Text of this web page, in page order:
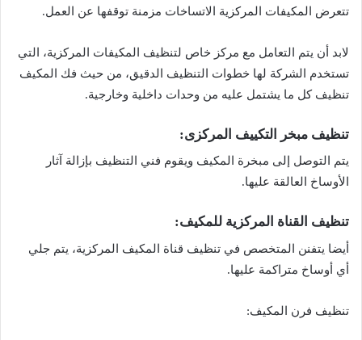
تتعرض المكيفات المركزية الاتساخات مزمنة توقفها عن العمل.
لابد أن يتم التعامل مع مركز خاص لتنظيف المكيفات المركزية، التي
تستخدم الشركة لها خطوات التنظيف الدقيق، من حيث فك المكيف
تنظيف كل ما يشتمل عليه من وحدات داخلية وخارجية.
تنظيف مبخر التكييف المركزى:
يتم التوصل إلى مبخرة المكيف ويقوم فني التنظيف بإزالة آثار
الأوساخ العالقة عليها.
تنظيف القناة المركزية للمكيف:
أيضا يتفنن المتخصص في تنظيف قناة المكيف المركزية، يتم جلي
أي أوساخ متراكمة عليها.
تنظيف فرن المكيف: